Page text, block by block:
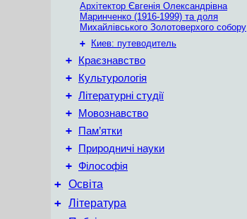
Архітектор Євгенія Олександрівна
Маринченко (1916-1999) та доля
Михайлівського Золотоверхого собору
+
Киев: путеводитель
+ Краєзнавство
+ Культурологія
+ Літературні студії
+ Мовознавство
+ Пам’ятки
+ Природничі науки
+ Філософія
+ Освіта
+ Література